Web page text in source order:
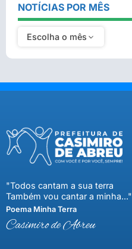
NOTÍCIAS POR MÊS
Escolha o mês
"Todos cantam a sua terra
Também vou cantar a minha..."
Poema Minha Terra
Casimiro de Abreu